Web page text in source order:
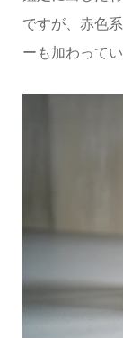
ですが、赤色
ーも加わってい